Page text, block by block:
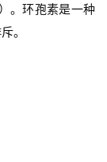
。环孢素是一种
。